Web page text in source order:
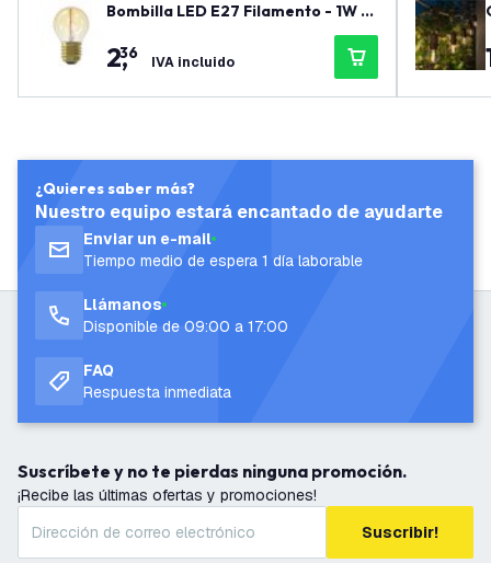
Bombilla LED E27 Filamento - 1W -
2,
36 IVA incluido
¿Quieres saber más?
Nuestro equipo estará encantado de ayudarte
Enviar un e-mail
Tiempo medio de espera 1 día laborable
Llámanos
Disponible de 09:00 a 17:00
FAQ
Respuesta inmediata
Suscríbete y no te pierdas ninguna promoción.
¡Recibe las últimas ofertas y promociones!
Suscribir!